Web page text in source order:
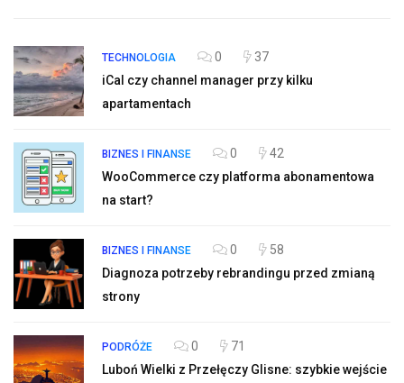
TECHNOLOGIA 0
37
iCal czy channel manager przy kilku
apartamentach
BIZNES I FINANSE 0
42
WooCommerce czy platforma abonamentowa
na start?
BIZNES I FINANSE 0
58
Diagnoza potrzeby rebrandingu przed zmianą
strony
PODRÓŻE 0
71
Luboń Wielki z Przełęczy Glisne: szybkie wejście